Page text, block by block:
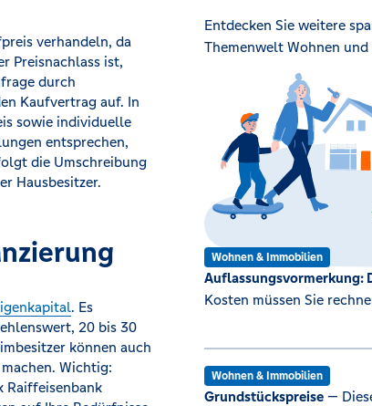
verhandeln, da
Preisnachlass ist,
durch
Kaufvertrag auf. In
sowie individuelle
entsprechen,
die Umschreibung
Hausbesitzer.
Entdecken Sie weitere
Themenwelt Wohnen
Wohnen & Immobilien
Auflassungsvormerkung:
Kosten müssen Sie
Wohnen & Immobilien
Grundstückspreise—
. Es
20 bis 30
können auch
Wichtig:
Raiffeisenbank